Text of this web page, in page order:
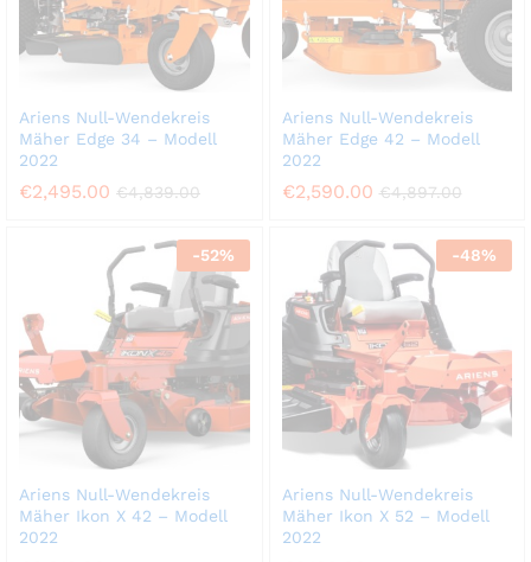
Ariens Null-Wendekreis
Mäher Edge 34 – Modell
2022
€2,495.00 €4,839.00
Ariens Null-Wendekreis
Mäher Edge 42 – Modell
2022
€2,590.00 €4,897.00
-52%
Ariens Null-Wendekreis
Mäher Ikon X 42 – Modell
2022
-48%
Ariens Null-Wendekreis
Mäher Ikon X 52 – Modell
2022